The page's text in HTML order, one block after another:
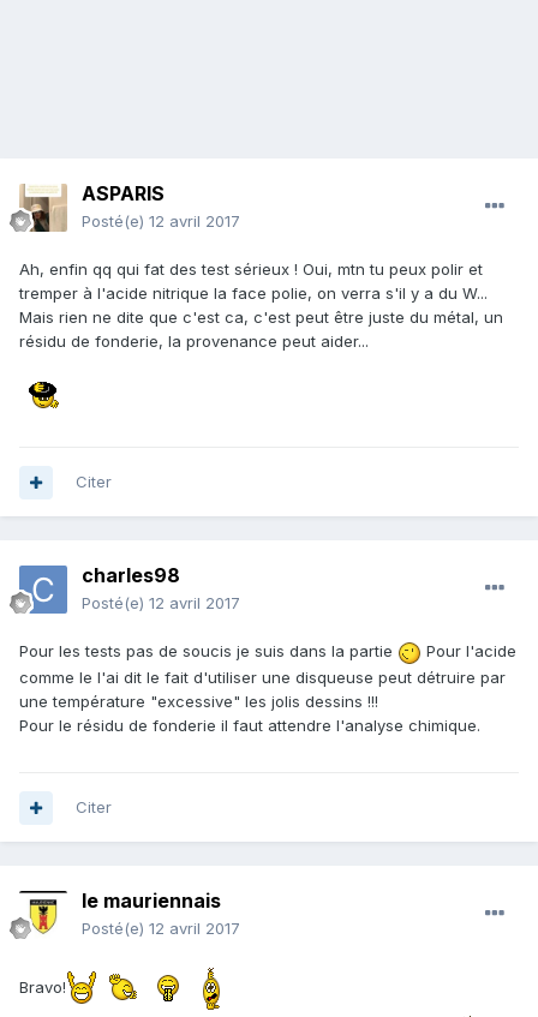
ASPARIS
Posté(e) 12 avril 2017
Ah, enfin qq qui fat des test sérieux ! Oui, mtn tu peux polir et
tremper à l'acide nitrique la face polie, on verra s'il y a du W...
Mais rien ne dite que c'est ca, c'est peut être juste du métal, un
résidu de fonderie, la provenance peut aider...
Citer
charles98
Posté(e) 12 avril 2017
Pour les tests pas de soucis je suis dans la partie
Pour l'acide
comme le l'ai dit le fait d'utiliser une disqueuse peut détruire par
une température "excessive" les jolis dessins !!!
Pour le résidu de fonderie il faut attendre l'analyse chimique.
Citer
le mauriennais
Posté(e) 12 avril 2017
Bravo!